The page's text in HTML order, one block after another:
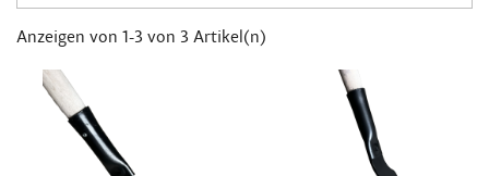
Anzeigen von 1-3 von 3 Artikel(n)